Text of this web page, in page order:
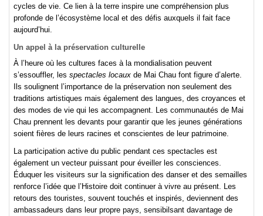
cycles de vie. Ce lien à la terre inspire une compréhension plus
profonde de l’écosystème local et des défis auxquels il fait face
aujourd’hui.
Un appel à la préservation culturelle
À l’heure où les cultures faces à la mondialisation peuvent
s’essouffler, les spectacles locaux de Mai Chau font figure d’alerte.
Ils soulignent l’importance de la préservation non seulement des
traditions artistiques mais également des langues, des croyances et
des modes de vie qui les accompagnent. Les communautés de Mai
Chau prennent les devants pour garantir que les jeunes générations
soient fières de leurs racines et conscientes de leur patrimoine.
La participation active du public pendant ces spectacles est
également un vecteur puissant pour éveiller les consciences.
Éduquer les visiteurs sur la signification des danser et des semailles
renforce l’idée que l’Histoire doit continuer à vivre au présent. Les
retours des touristes, souvent touchés et inspirés, deviennent des
ambassadeurs dans leur propre pays, sensibilsant davantage de